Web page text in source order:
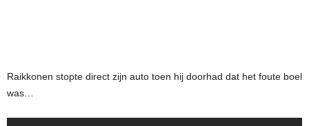
Raikkonen stopte direct zijn auto toen hij doorhad dat het foute boel
was…